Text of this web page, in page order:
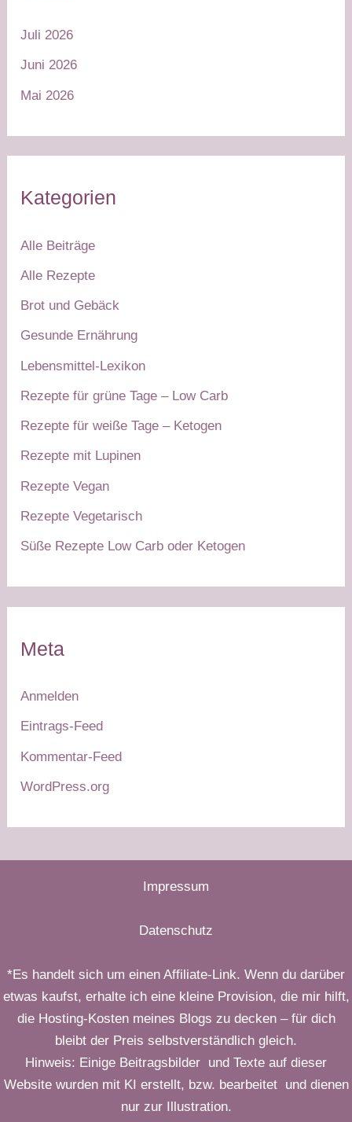
Juli 2026
Juni 2026
Mai 2026
Kategorien
Alle Beiträge
Alle Rezepte
Brot und Gebäck
Gesunde Ernährung
Lebensmittel-Lexikon
Rezepte für grüne Tage – Low Carb
Rezepte für weiße Tage – Ketogen
Rezepte mit Lupinen
Rezepte Vegan
Rezepte Vegetarisch
Süße Rezepte Low Carb oder Ketogen
Meta
Anmelden
Eintrags-Feed
Kommentar-Feed
WordPress.org
Impressum
Datenschutz
*Es handelt sich um einen Affiliate-Link. Wenn du darüber
etwas kaufst, erhalte ich eine kleine Provision, die mir hilft,
die Hosting-Kosten meines Blogs zu decken – für dich
bleibt der Preis selbstverständlich gleich.
Hinweis: Einige Beitragsbilder und Texte auf dieser
Website wurden mit KI erstellt, bzw. bearbeitet und dienen
nur zur Illustration.